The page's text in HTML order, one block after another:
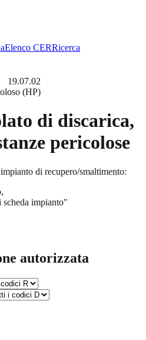
Elenco CERRicerca
19.07.02
(HP)
di discarica,
pericolose
di recupero/smaltimento:
scheda impianto"
autorizzata